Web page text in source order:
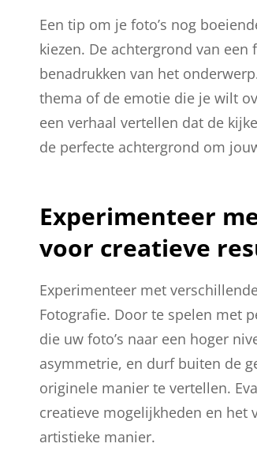
Een tip om je foto’s nog
kiezen. De achtergrond van
benadrukken van het
thema of de emotie die je wilt
een verhaal vertellen dat de
de perfecte achtergrond om
Experimenteer
voor creatieve
Experimenteer met
Fotografie. Door te spelen met
die uw foto’s naar een hoger
asymmetrie, en durf buiten de
originele manier te vertellen.
creatieve mogelijkheden en het
artistieke manier.